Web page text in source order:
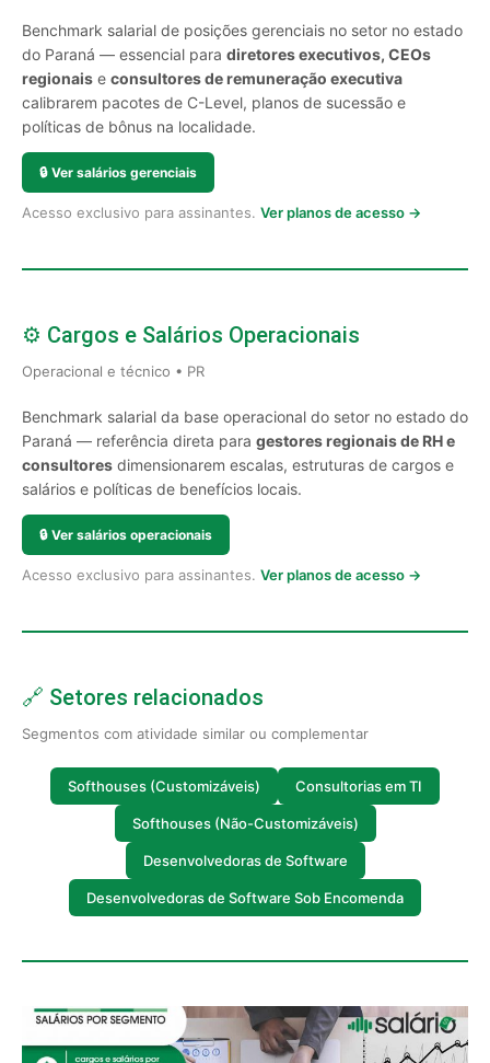
Benchmark salarial de posições gerenciais no setor no estado
do Paraná — essencial para diretores executivos, CEOs
regionais e consultores de remuneração executiva
calibrarem pacotes de C-Level, planos de sucessão e
políticas de bônus na localidade.
🔒 Ver salários gerenciais
Acesso exclusivo para assinantes. Ver planos de acesso →
⚙️ Cargos e Salários Operacionais
Operacional e técnico • PR
Benchmark salarial da base operacional do setor no estado do
Paraná — referência direta para gestores regionais de RH e
consultores dimensionarem escalas, estruturas de cargos e
salários e políticas de benefícios locais.
🔒 Ver salários operacionais
Acesso exclusivo para assinantes. Ver planos de acesso →
🔗 Setores relacionados
Segmentos com atividade similar ou complementar
Softhouses (Customizáveis) Consultorias em TI
Softhouses (Não-Customizáveis)
Desenvolvedoras de Software
Desenvolvedoras de Software Sob Encomenda